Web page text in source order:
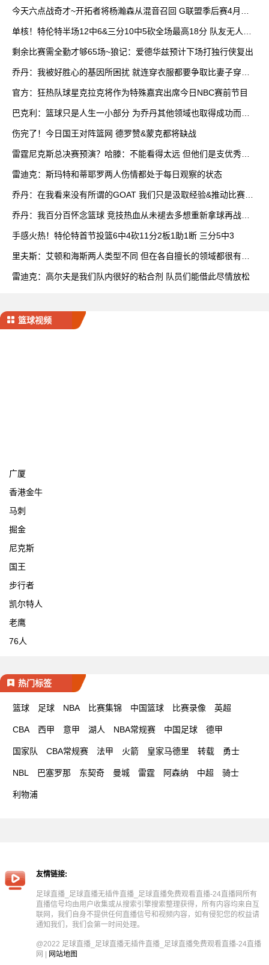
今天六点战奇才~开拓者将杨瀚森从混音召回 G联盟季后赛4月开
单核！特伦特半场12中6&三分10中5砍全场最高18分 队友无人上
剩余比赛需全勤才够65场~狼记：爱德华兹预计下场打独行侠复出
乔丹：我被好胜心的基因所困扰 就连穿衣服都要争取比妻子穿得
官方：狂热队球星克拉克将作为特殊嘉宾出席今日NBC赛前节目
巴克利：篮球只是人生一小部分 为乔丹其他领域也取得成功而自
伤完了！今日国王对阵篮网 德罗赞&蒙克都将缺战
雷霆尼克斯总决赛预演？哈滕：不能看得太远 但他们是支优秀球
雷迪克：斯玛特和蒂耶罗两人伤情都处于每日观察的状态
乔丹：在我看来没有所谓的GOAT 我们只是汲取经验&推动比赛发
乔丹：我百分百怀念篮球 竞技热血从未褪去多想重新拿球再战一
手感火热！特伦特首节投篮6中4砍11分2板1助1断 三分5中3
里夫斯：艾顿和海斯两人类型不同 但在各自擅长的领域都很有效
雷迪克：高尔夫是我们队内很好的粘合剂 队员们能借此尽情放松
篮球视频
广厦
香港金牛
马刺
掘金
尼克斯
国王
步行者
凯尔特人
老鹰
76人
热门标签
篮球 足球 NBA 比赛集锦 中国篮球 比赛录像 英超
CBA 西甲 意甲 湖人 NBA常规赛 中国足球 德甲
国家队 CBA常规赛 法甲 火箭 皇家马德里 转载 勇士
NBL 巴塞罗那 东契奇 曼城 雷霆 阿森纳 中超 骑士
利物浦
友情链接:
足球直播_足球直播无插件直播_足球直播免费观看直播-24直播网所有
直播信号均由用户收集或从搜索引擎搜索整理获得，所有内容均来自互
联网，我们自身不提供任何直播信号和视频内容，如有侵犯您的权益请
通知我们，我们会第一时间处理。
@2022 足球直播_足球直播无插件直播_足球直播免费观看直播-24直播
网 |
网站地图